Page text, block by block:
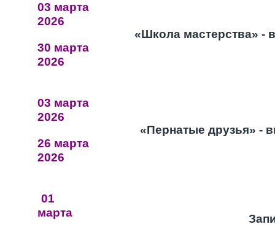
03 марта
2026
30 марта
2026
«Школа мастерства» -
03 марта
2026
26 марта
2026
«Пернатые друзья» -
01
марта